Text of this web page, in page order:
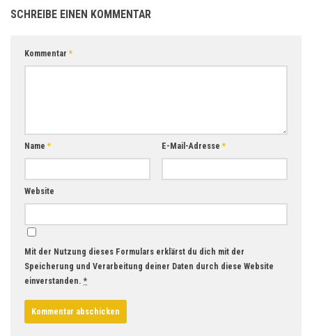
SCHREIBE EINEN KOMMENTAR
Kommentar*
Name* E-Mail-Adresse*
Website
Mit der Nutzung dieses Formulars erklärst du dich mit der
Speicherung und Verarbeitung deiner Daten durch diese Website
einverstanden. *